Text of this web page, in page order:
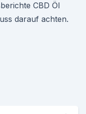
CBD Öl
darauf achten.